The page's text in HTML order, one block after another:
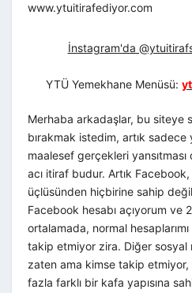
www.ytuitirafediyor.com
İnstagram'da
YTÜ Yemekhane Menüsü:
Merhaba arkadaşlar, bu siteye
bırakmak istedim, artık sadece
maalesef gerçekleri yansıtması
acı itiraf budur. Artık
üçlüsünden hiçbirine sahip
Facebook hesabı açıyorum ve
ortalamada, normal
takip etmiyor zira. Diğer sosyal
zaten ama kimse takip etmiyor,
fazla farklı bir kafa yapısına